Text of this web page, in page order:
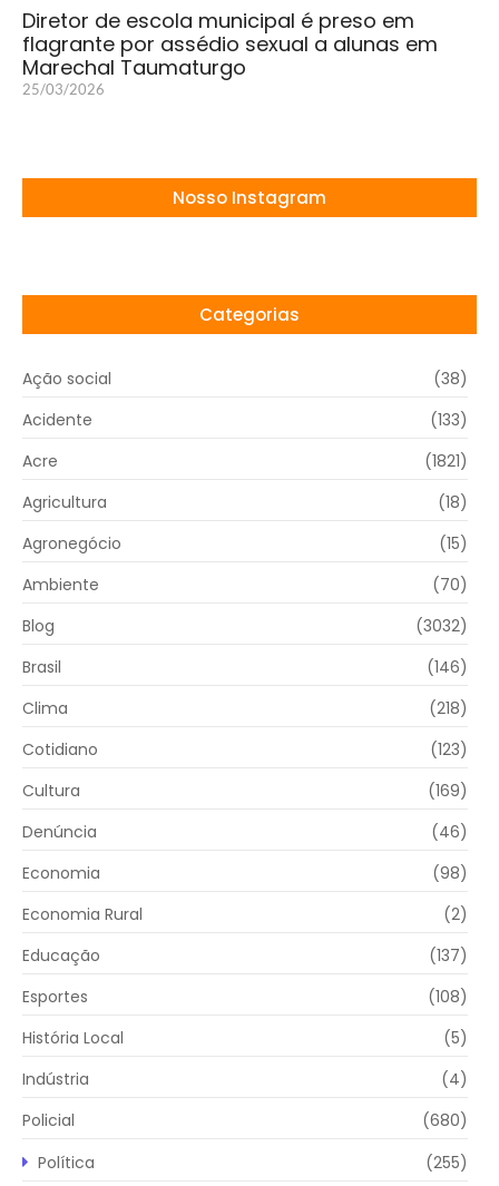
Diretor de escola municipal é preso em
flagrante por assédio sexual a alunas em
Marechal Taumaturgo
25/03/2026
Nosso Instagram
Categorias
Ação social
(38)
Acidente
(133)
Acre
(1821)
Agricultura
(18)
Agronegócio
(15)
Ambiente
(70)
Blog
(3032)
Brasil
(146)
Clima
(218)
Cotidiano
(123)
Cultura
(169)
Denúncia
(46)
Economia
(98)
Economia Rural
(2)
Educação
(137)
Esportes
(108)
História Local
(5)
Indústria
(4)
Policial
(680)
Política
(255)